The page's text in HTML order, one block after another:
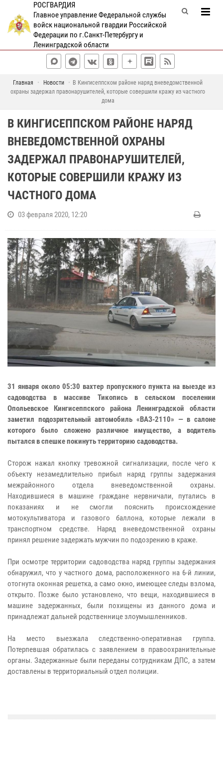
РОСГВАРДИЯ
Главное управление Федеральной службы
войск национальной гвардии Российской
Федерации по г.Санкт-Петербургу и
Ленинградской области
Главная Новости
В Кингисеппском районе наряд вневедомственной
охраны задержал правонарушителей, которые совершили кражу из частного
дома
В КИНГИСЕППСКОМ РАЙОНЕ НАРЯД
ВНЕВЕДОМСТВЕННОЙ ОХРАНЫ
ЗАДЕРЖАЛ ПРАВОНАРУШИТЕЛЕЙ,
КОТОРЫЕ СОВЕРШИЛИ КРАЖУ ИЗ
ЧАСТНОГО ДОМА
03 февраля 2020, 12:20
31 января около 05:30 вахтер пропускного пункта на выезде из
садоводства в массиве Тикопись в сельском поселении
Опольевское Кингисеппского района Ленинградской области
заметил подозрительный автомобиль «ВАЗ-2110» — в салоне
которого было сложено различное имущество, а водитель
пытался в спешке покинуть территорию садоводства.
Сторож нажал кнопку тревожной сигнализации, после чего к
объекту незамедлительно прибыл наряд группы задержания
межрайонного отдела вневедомственной охраны.
Находившиеся в машине граждане нервничали, путались в
показаниях и не смогли пояснить происхождение
мотокультиватора и газового баллона, которые лежали в
транспортном средстве. Наряд вневедомственной охраны
принял решение задержать мужчин по подозрению в краже.
При осмотре территории садоводства наряд группы задержания
обнаружил, что у частного дома, расположенного на 6-й линии,
отогнута оконная решетка, а само окно, имеющее следы взлома,
открыто. Позже было установлено, что вещи, находившиеся в
машине задержанных, были похищены из данного дома и
принадлежат дальней родственнице злоумышленников.
На место выезжала следственно-оперативная группа.
Потерпевшая обратилась с заявлением в правоохранительные
органы. Задержанные были переданы сотрудникам ДПС, а затем
доставлены в территориальный отдел полиции.